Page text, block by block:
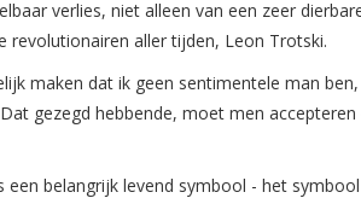
verlies, niet alleen van een zeer
revolutionairen aller tijden, Leon Trotski.
maken dat ik geen sentimentele man
gezegd hebbende, moet men
een belangrijk levend symbool - het